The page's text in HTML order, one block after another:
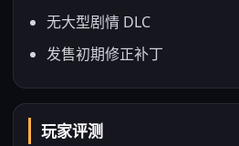
无大型剧情 DLC
发售初期修正补丁
玩家评测